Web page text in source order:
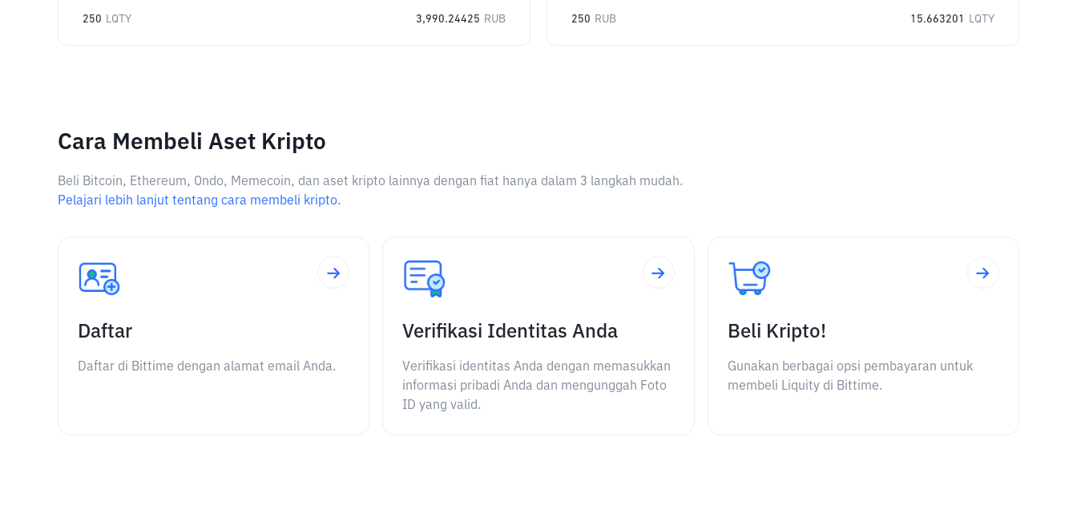
250 LQTY 3,990.24425 RUB 250 RUB 15.663201 LQTY
Cara Membeli Aset Kripto
Beli Bitcoin, Ethereum, Ondo, Memecoin, dan aset kripto lainnya dengan fiat hanya dalam 3 langkah mudah.
Pelajari lebih lanjut tentang cara membeli kripto.
Daftar
Daftar di Bittime dengan alamat email Anda.
Verifikasi Identitas Anda
Verifikasi identitas Anda dengan memasukkan
informasi pribadi Anda dan mengunggah Foto
ID yang valid.
Beli Kripto!
Gunakan berbagai opsi pembayaran untuk
membeli Liquity di Bittime.